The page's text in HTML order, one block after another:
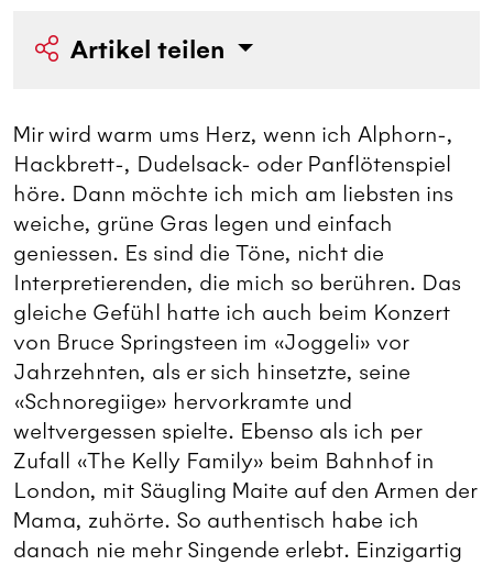
Artikel teilen
Mir wird warm ums Herz, wenn ich Alphorn-,
Hackbrett-, Dudelsack- oder Panflötenspiel
höre. Dann möchte ich mich am liebsten ins
weiche, grüne Gras legen und einfach
geniessen. Es sind die Töne, nicht die
Interpretierenden, die mich so berühren. Das
gleiche Gefühl hatte ich auch beim Konzert
von Bruce Springsteen im «Joggeli» vor
Jahrzehnten, als er sich hinsetzte, seine
«Schnoregiige» hervorkramte und
weltvergessen spielte. Ebenso als ich per
Zufall «The Kelly Family» beim Bahnhof in
London, mit Säugling Maite auf den Armen der
Mama, zuhörte. So authentisch habe ich
danach nie mehr Singende erlebt. Einzigartig